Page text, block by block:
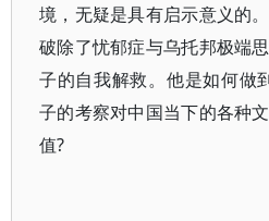
境，无疑是具有启示意义的
破除了忧郁症与乌托邦极端
子的自我解救。他是如何做
子的考察对中国当下的各种
值?